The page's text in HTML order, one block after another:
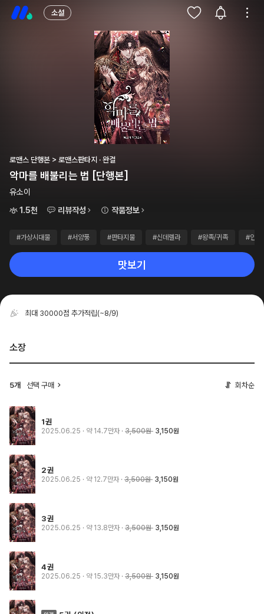
소설
로맨스 단행본 > 로맨스판타지 · 완결
악마를 배불리는 법 [단행본]
유소이
1.5천
리뷰작성 작품정보
#가상시대물 #서양풍 #판타지물 #신데렐라 #왕족/귀족 #인외
맛보기
최대 30000점 추가적립(~8/9)
소장
5개 선택 구매 회차순
1권
2025.06.25 · 약 14.7만자 3,500원 3,150원
2권
2025.06.25 · 약 12.7만자 3,500원 3,150원
3권
2025.06.25 · 약 13.8만자 3,500원 3,150원
4권
2025.06.25 · 약 15.3만자 3,500원 3,150원